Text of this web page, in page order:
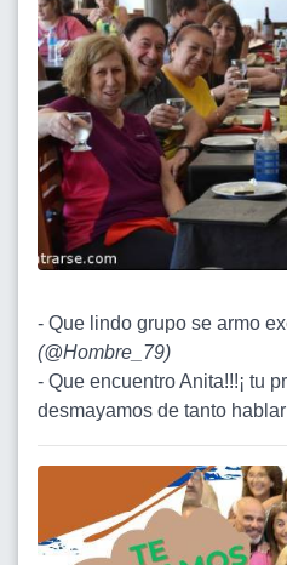
- Que lindo grupo se armo
(@Hombre_79)
- Que encuentro Anita!!!¡ tu
desmayamos de tanto